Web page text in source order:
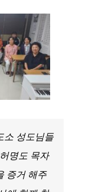
소 성도님들
명도 목자
증거 해주